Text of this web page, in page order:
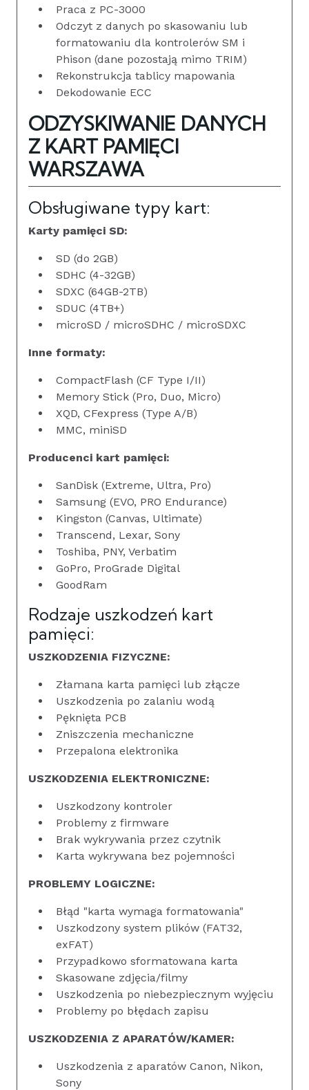
Praca z PC-3000
Odczyt z danych po skasowaniu lub
formatowaniu dla kontrolerów SM i
Phison (dane pozostają mimo TRIM)
Rekonstrukcja tablicy mapowania
Dekodowanie ECC
ODZYSKIWANIE DANYCH
Z KART PAMIĘCI
WARSZAWA
Obsługiwane typy kart:
Karty pamięci SD:
SD (do 2GB)
SDHC (4-32GB)
SDXC (64GB-2TB)
SDUC (4TB+)
microSD / microSDHC / microSDXC
Inne formaty:
CompactFlash (CF Type I/II)
Memory Stick (Pro, Duo, Micro)
XQD, CFexpress (Type A/B)
MMC, miniSD
Producenci kart pamięci:
SanDisk (Extreme, Ultra, Pro)
Samsung (EVO, PRO Endurance)
Kingston (Canvas, Ultimate)
Transcend, Lexar, Sony
Toshiba, PNY, Verbatim
GoPro, ProGrade Digital
GoodRam
Rodzaje uszkodzeń kart
pamięci:
USZKODZENIA FIZYCZNE:
Złamana karta pamięci lub złącze
Uszkodzenia po zalaniu wodą
Pęknięta PCB
Zniszczenia mechaniczne
Przepalona elektronika
USZKODZENIA ELEKTRONICZNE:
Uszkodzony kontroler
Problemy z firmware
Brak wykrywania przez czytnik
Karta wykrywana bez pojemności
PROBLEMY LOGICZNE:
Błąd "karta wymaga formatowania"
Uszkodzony system plików (FAT32,
exFAT)
Przypadkowo sformatowana karta
Skasowane zdjęcia/filmy
Uszkodzenia po niebezpiecznym wyjęciu
Problemy po błędach zapisu
USZKODZENIA Z APARATÓW/KAMER:
Uszkodzenia z aparatów Canon, Nikon,
Sony